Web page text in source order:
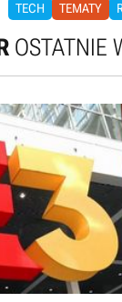
TECH
TEMATY
OSTATNIE